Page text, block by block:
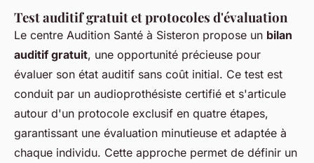
Test auditif gratuit et protocoles d'évaluation
Le centre Audition Santé à Sisteron propose un bilan
auditif gratuit, une opportunité précieuse pour
évaluer son état auditif sans coût initial. Ce test est
conduit par un audioprothésiste certifié et s'articule
autour d'un protocole exclusif en quatre étapes,
garantissant une évaluation minutieuse et adaptée à
chaque individu. Cette approche permet de définir un